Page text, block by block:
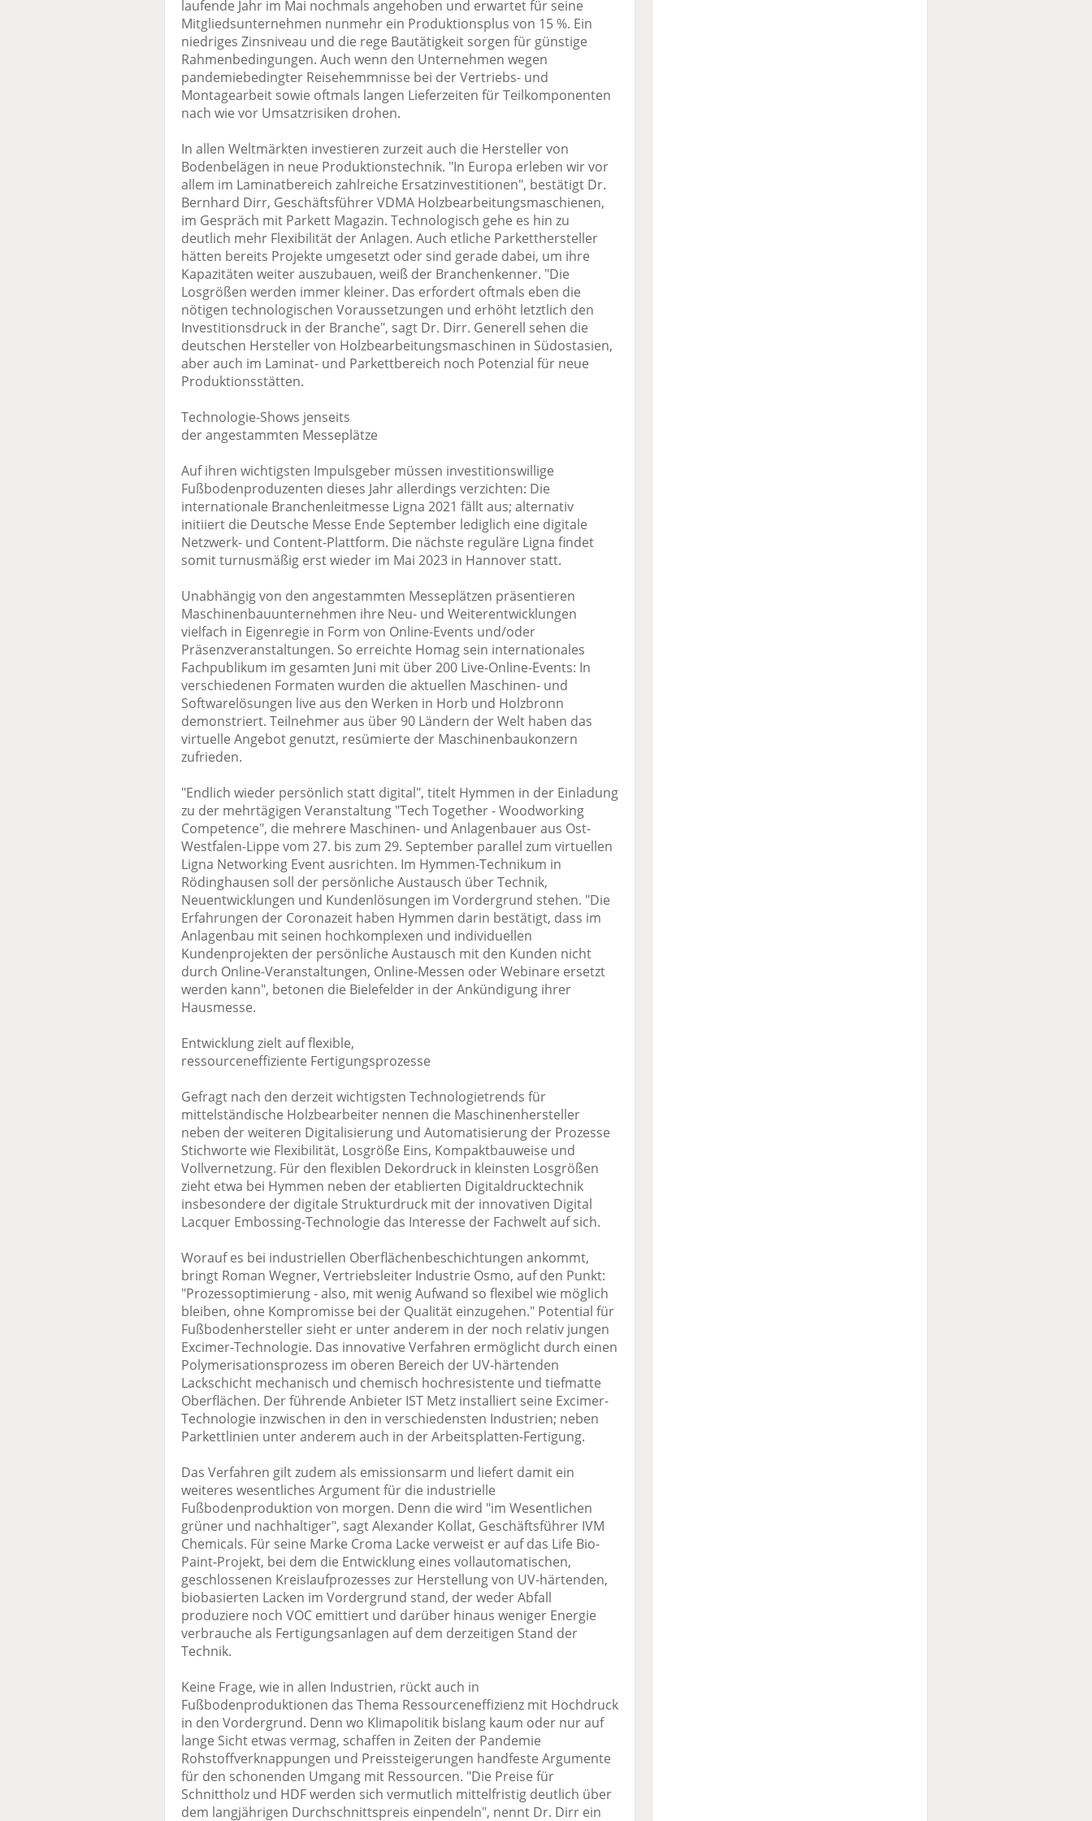
laufende Jahr im Mai nochmals angehoben und erwartet für seine
Mitgliedsunternehmen nunmehr ein Produktionsplus von 15 %. Ein
niedriges Zinsniveau und die rege Bautätigkeit sorgen für günstige
Rahmenbedingungen. Auch wenn den Unternehmen wegen
pandemiebedingter Reisehemmnisse bei der Vertriebs- und
Montagearbeit sowie oftmals langen Lieferzeiten für Teilkomponenten
nach wie vor Umsatzrisiken drohen.
In allen Weltmärkten investieren zurzeit auch die Hersteller von
Bodenbelägen in neue Produktionstechnik. "In Europa erleben wir vor
allem im Laminatbereich zahlreiche Ersatzinvestitionen", bestätigt Dr.
Bernhard Dirr, Geschäftsführer VDMA Holzbearbeitungsmaschienen,
im Gespräch mit Parkett Magazin. Technologisch gehe es hin zu
deutlich mehr Flexibilität der Anlagen. Auch etliche Parketthersteller
hätten bereits Projekte umgesetzt oder sind gerade dabei, um ihre
Kapazitäten weiter auszubauen, weiß der Branchenkenner. "Die
Losgrößen werden immer kleiner. Das erfordert oftmals eben die
nötigen technologischen Voraussetzungen und erhöht letztlich den
Investitionsdruck in der Branche", sagt Dr. Dirr. Generell sehen die
deutschen Hersteller von Holzbearbeitungsmaschinen in Südostasien,
aber auch im Laminat- und Parkettbereich noch Potenzial für neue
Produktionsstätten.
Technologie-Shows jenseits
der angestammten Messeplätze
Auf ihren wichtigsten Impulsgeber müssen investitionswillige
Fußbodenproduzenten dieses Jahr allerdings verzichten: Die
internationale Branchenleitmesse Ligna 2021 fällt aus; alternativ
initiiert die Deutsche Messe Ende September lediglich eine digitale
Netzwerk- und Content-Plattform. Die nächste reguläre Ligna findet
somit turnusmäßig erst wieder im Mai 2023 in Hannover statt.
Unabhängig von den angestammten Messeplätzen präsentieren
Maschinenbauunternehmen ihre Neu- und Weiterentwicklungen
vielfach in Eigenregie in Form von Online-Events und/oder
Präsenzveranstaltungen. So erreichte Homag sein internationales
Fachpublikum im gesamten Juni mit über 200 Live-Online-Events: In
verschiedenen Formaten wurden die aktuellen Maschinen- und
Softwarelösungen live aus den Werken in Horb und Holzbronn
demonstriert. Teilnehmer aus über 90 Ländern der Welt haben das
virtuelle Angebot genutzt, resümierte der Maschinenbaukonzern
zufrieden.
"Endlich wieder persönlich statt digital", titelt Hymmen in der Einladung
zu der mehrtägigen Veranstaltung "Tech Together - Woodworking
Competence", die mehrere Maschinen- und Anlagenbauer aus Ost-
Westfalen-Lippe vom 27. bis zum 29. September parallel zum virtuellen
Ligna Networking Event ausrichten. Im Hymmen-Technikum in
Rödinghausen soll der persönliche Austausch über Technik,
Neuentwicklungen und Kundenlösungen im Vordergrund stehen. "Die
Erfahrungen der Coronazeit haben Hymmen darin bestätigt, dass im
Anlagenbau mit seinen hochkomplexen und individuellen
Kundenprojekten der persönliche Austausch mit den Kunden nicht
durch Online-Veranstaltungen, Online-Messen oder Webinare ersetzt
werden kann", betonen die Bielefelder in der Ankündigung ihrer
Hausmesse.
Entwicklung zielt auf flexible,
ressourceneffiziente Fertigungsprozesse
Gefragt nach den derzeit wichtigsten Technologietrends für
mittelständische Holzbearbeiter nennen die Maschinenhersteller
neben der weiteren Digitalisierung und Automatisierung der Prozesse
Stichworte wie Flexibilität, Losgröße Eins, Kompaktbauweise und
Vollvernetzung. Für den flexiblen Dekordruck in kleinsten Losgrößen
zieht etwa bei Hymmen neben der etablierten Digitaldrucktechnik
insbesondere der digitale Strukturdruck mit der innovativen Digital
Lacquer Embossing-Technologie das Interesse der Fachwelt auf sich.
Worauf es bei industriellen Oberflächenbeschichtungen ankommt,
bringt Roman Wegner, Vertriebsleiter Industrie Osmo, auf den Punkt:
"Prozessoptimierung - also, mit wenig Aufwand so flexibel wie möglich
bleiben, ohne Kompromisse bei der Qualität einzugehen." Potential für
Fußbodenhersteller sieht er unter anderem in der noch relativ jungen
Excimer-Technologie. Das innovative Verfahren ermöglicht durch einen
Polymerisationsprozess im oberen Bereich der UV-härtenden
Lackschicht mechanisch und chemisch hochresistente und tiefmatte
Oberflächen. Der führende Anbieter IST Metz installiert seine Excimer-
Technologie inzwischen in den in verschiedensten Industrien; neben
Parkettlinien unter anderem auch in der Arbeitsplatten-Fertigung.
Das Verfahren gilt zudem als emissionsarm und liefert damit ein
weiteres wesentliches Argument für die industrielle
Fußbodenproduktion von morgen. Denn die wird "im Wesentlichen
grüner und nachhaltiger", sagt Alexander Kollat, Geschäftsführer IVM
Chemicals. Für seine Marke Croma Lacke verweist er auf das Life Bio-
Paint-Projekt, bei dem die Entwicklung eines vollautomatischen,
geschlossenen Kreislaufprozesses zur Herstellung von UV-härtenden,
biobasierten Lacken im Vordergrund stand, der weder Abfall
produziere noch VOC emittiert und darüber hinaus weniger Energie
verbrauche als Fertigungsanlagen auf dem derzeitigen Stand der
Technik.
Keine Frage, wie in allen Industrien, rückt auch in
Fußbodenproduktionen das Thema Ressourceneffizienz mit Hochdruck
in den Vordergrund. Denn wo Klimapolitik bislang kaum oder nur auf
lange Sicht etwas vermag, schaffen in Zeiten der Pandemie
Rohstoffverknappungen und Preissteigerungen handfeste Argumente
für den schonenden Umgang mit Ressourcen. "Die Preise für
Schnittholz und HDF werden sich vermutlich mittelfristig deutlich über
dem langjährigen Durchschnittspreis einpendeln", nennt Dr. Dirr ein